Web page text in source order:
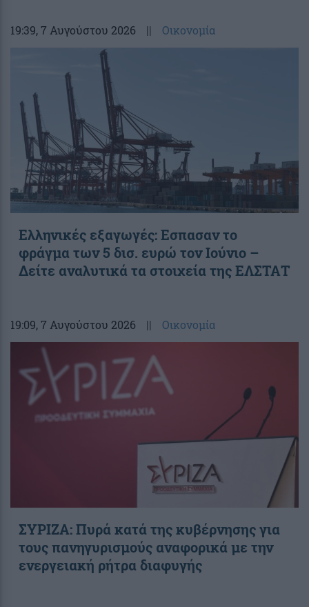
19:39, 7 Αυγούστου 2026 || Οικονομία
Ελληνικές εξαγωγές: Εσπασαν το
φράγμα των 5 δισ. ευρώ τον Ιούνιο –
Δείτε αναλυτικά τα στοιχεία της ΕΛΣΤΑΤ
19:09, 7 Αυγούστου 2026 || Οικονομία
ΣΥΡΙΖΑ: Πυρά κατά της κυβέρνησης για
τους πανηγυρισμούς αναφορικά με την
ενεργειακή ρήτρα διαφυγής